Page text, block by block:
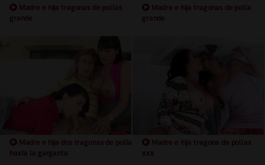
Madre e hija tragonas de pollas
grande
Madre e hija tragonas de polla
grande
Madre e hija dos tragonas de polla
hasta la garganta
Madre e hija tragona de pollas
xxx